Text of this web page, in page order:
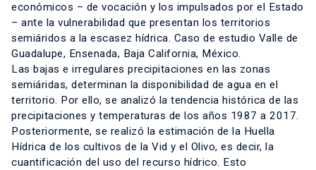
económicos – de vocación y los impulsados por el Estado
– ante la vulnerabilidad que presentan los territorios
semiáridos a la escasez hídrica. Caso de estudio Valle de
Guadalupe, Ensenada, Baja California, México.
Las bajas e irregulares precipitaciones en las zonas
semiáridas, determinan la disponibilidad de agua en el
territorio. Por ello, se analizó la tendencia histórica de las
precipitaciones y temperaturas de los años 1987 a 2017.
Posteriormente, se realizó la estimación de la Huella
Hídrica de los cultivos de la Vid y el Olivo, es decir, la
cuantificación del uso del recurso hídrico. Esto